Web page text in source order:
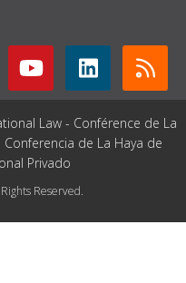
Law - Conférence de La
de La Haya de
Privado
Reserved.